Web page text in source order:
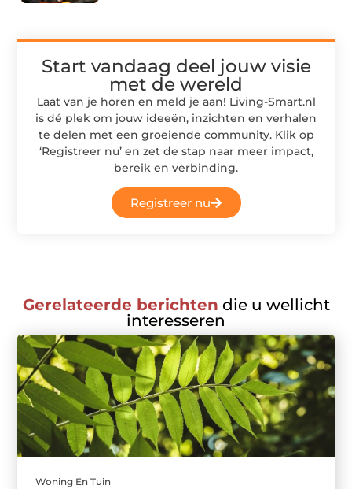
Start vandaag deel jouw visie
met de wereld
Laat van je horen en meld je aan! Living-Smart.nl
is dé plek om jouw ideeën, inzichten en verhalen
te delen met een groeiende community. Klik op
‘Registreer nu’ en zet de stap naar meer impact,
bereik en verbinding.
Registreer nu
Gerelateerde berichten die u wellicht
interesseren
Woning En Tuin